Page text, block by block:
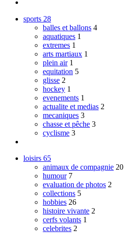
sports 28
balles et ballons 4
aquatiques 1
extremes 1
arts martiaux 1
plein air 1
equitation 5
glisse 2
hockey 1
evenements 1
actualite et medias 2
mecaniques 3
chasse et pêche 3
cyclisme 3
loisirs 65
animaux de compagnie 20
humour 7
evaluation de photos 2
collections 5
hobbies 26
histoire vivante 2
cerfs volants 1
celebrites 2